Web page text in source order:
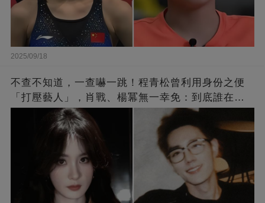
2025/09/18
不查不知道，一查嚇一跳！程青松曾利用身份之便
「打壓藝人」，肖戰、楊冪無一幸免：到底誰在給